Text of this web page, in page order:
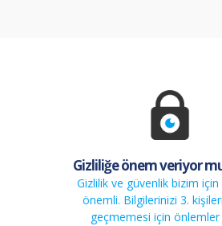
Gizliliğe önem veriyor
Gizlilik ve güvenlik bizim
önemli. Bilgilerinizi 3.
geçmemesi için önlemler